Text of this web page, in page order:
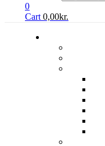
0
Cart 0,00kr.